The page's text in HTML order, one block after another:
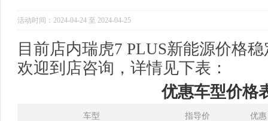
活动时间：2024-04-24 至 2024-04-25
目前店内瑞虎7 PLUS新能源价格
欢迎到店咨询，详情见下表：
优惠车型价格
车型 指导价 优惠